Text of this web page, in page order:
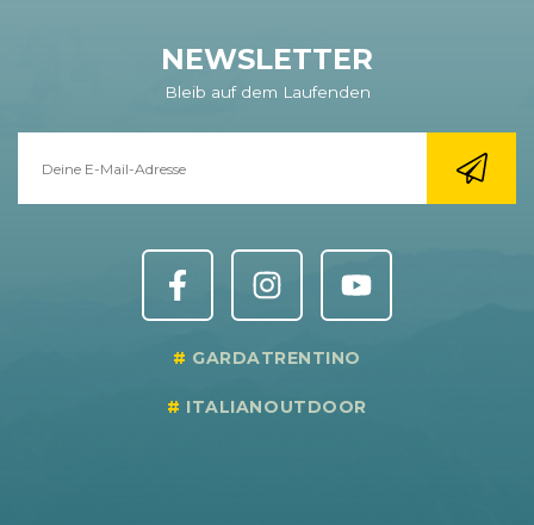
NEWSLETTER
Bleib auf dem Laufenden
GARDATRENTINO
ITALIANOUTDOOR